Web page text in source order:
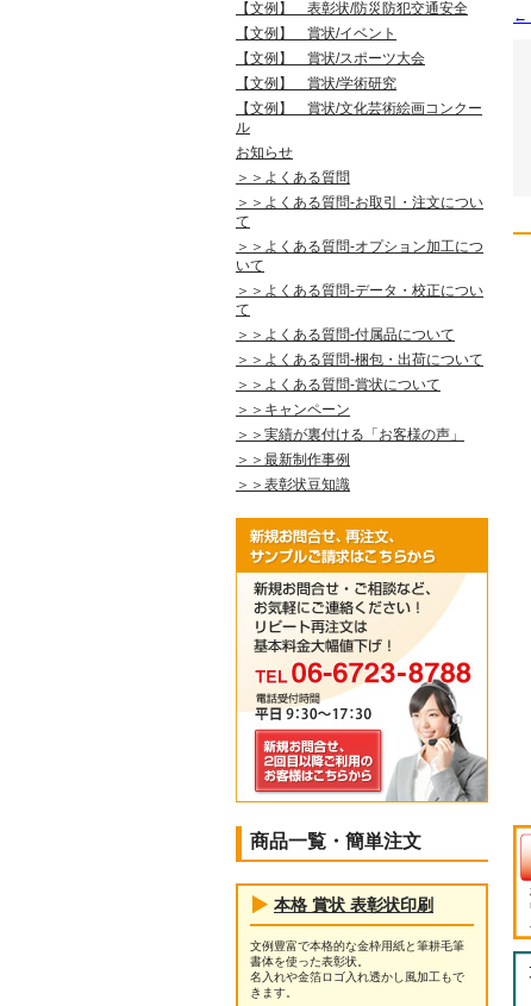
←
【文例】 表彰状/防災防犯交通安全
【文例】 賞状/イベント
【文例】 賞状/スポーツ大会
【文例】 賞状/学術研究
【文例】 賞状/文化芸術絵画コンクー
ル
お知らせ
＞＞よくある質問
＞＞よくある質問-お取引・注文につい
て
＞＞よくある質問-オプション加工につ
いて
＞＞よくある質問-データ・校正につい
て
＞＞よくある質問-付属品について
＞＞よくある質問-梱包・出荷について
＞＞よくある質問-賞状について
＞＞キャンペーン
＞＞実績が裏付ける「お客様の声」
＞＞最新制作事例
＞＞表彰状豆知識
商品一覧・簡単注文
本格 賞状 表彰状印刷
文例豊富で本格的な金枠用紙と筆耕毛筆
書体を使った表彰状。
名入れや金箔ロゴ入れ透かし風加工もで
きます。